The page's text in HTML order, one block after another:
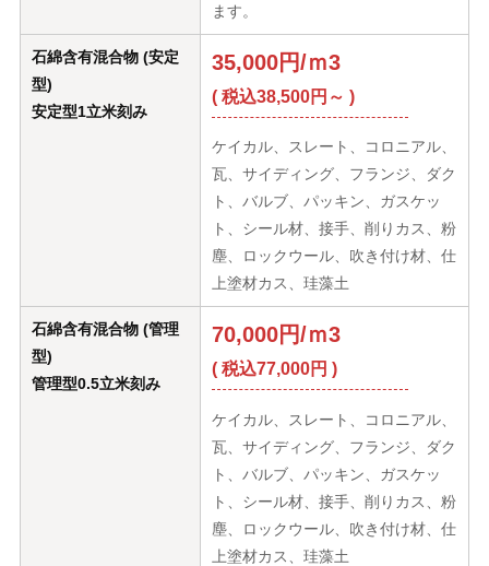
ます。
石綿含有混合物 (安定
型)
安定型1立米刻み
35,000円/ｍ3
( 税込38,500円～ )
ケイカル、スレート、コロニアル、
瓦、サイディング、フランジ、ダク
ト、バルブ、パッキン、ガスケッ
ト、シール材、接手、削りカス、粉
塵、ロックウール、吹き付け材、仕
上塗材カス、珪藻土
石綿含有混合物 (管理
型)
管理型0.5立米刻み
70,000円/ｍ3
( 税込77,000円 )
ケイカル、スレート、コロニアル、
瓦、サイディング、フランジ、ダク
ト、バルブ、パッキン、ガスケッ
ト、シール材、接手、削りカス、粉
塵、ロックウール、吹き付け材、仕
上塗材カス、珪藻土